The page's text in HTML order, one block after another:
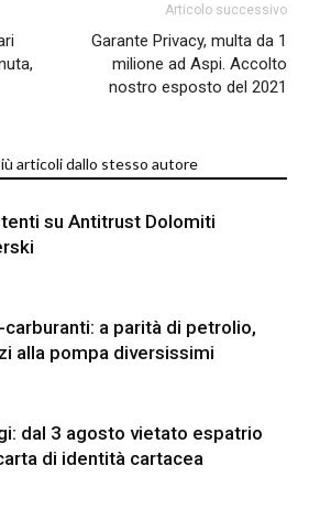
Articolo successivo
Garante Privacy, multa da 1
milione ad Aspi. Accolto
nostro esposto del 2021
articoli dallo stesso autore
su Antitrust Dolomiti
carburanti: a parità di petrolio,
alla pompa diversissimi
dal 3 agosto vietato espatrio
di identità cartacea